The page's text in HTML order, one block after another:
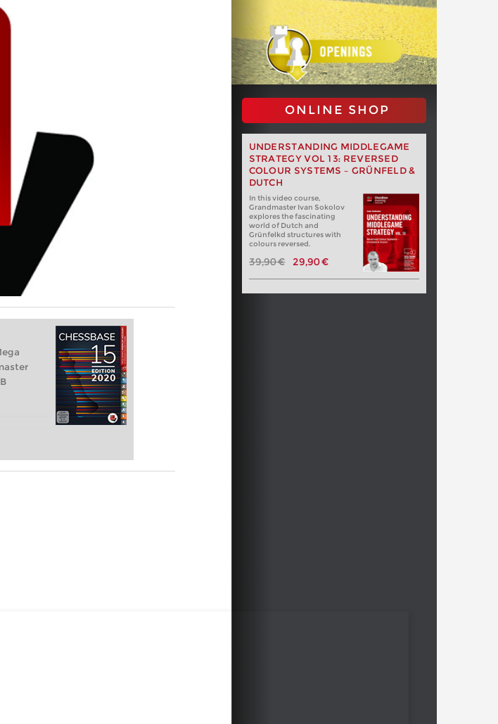
ONLINE SHOP
UNDERSTANDING MIDDLEGAME
STRATEGY VOL 13: REVERSED
COLOUR SYSTEMS – GRÜNFELD &
DUTCH
In this video course,
Grandmaster Ivan Sokolov
explores the fascinating
world of Dutch and
Grünfelkd structures with
colours reversed.
39,90 € 29,90 €